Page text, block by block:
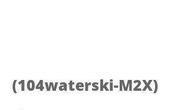
(104waterski-M2X)